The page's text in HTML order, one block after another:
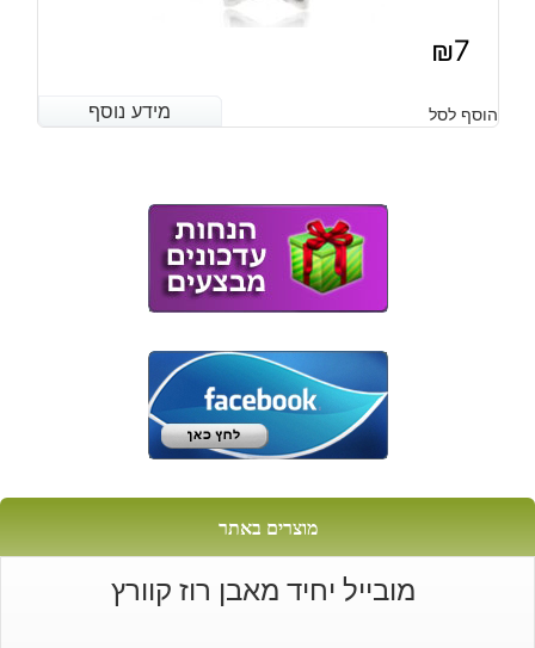
₪7
מידע נוסף הוסף לסל מידע נוסף
מוצרים באתר
מובייל יחיד מאבן רוז קוורץ